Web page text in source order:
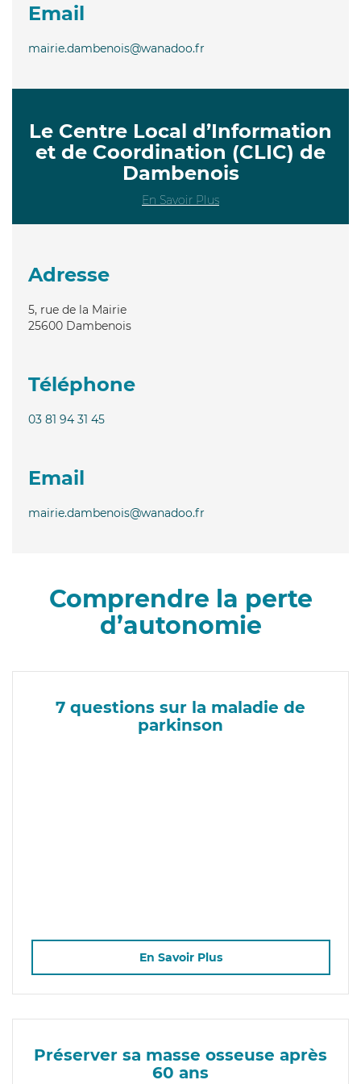
Email
mairie.dambenois@wanadoo.fr
Le Centre Local d’Information
et de Coordination (CLIC) de
Dambenois
En Savoir Plus
Adresse
5, rue de la Mairie
25600 Dambenois
Téléphone
03 81 94 31 45
Email
mairie.dambenois@wanadoo.fr
Comprendre la perte
d’autonomie
7 questions sur la maladie de
parkinson
En Savoir Plus
Préserver sa masse osseuse après
60 ans